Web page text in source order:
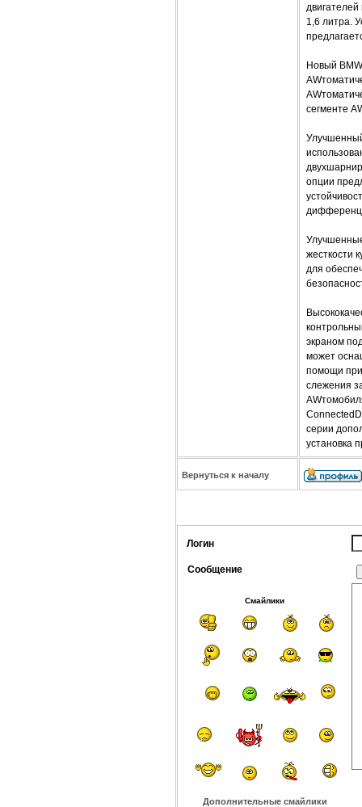
1,6 литра.
Новый
сегменте
опции
жесткости
для
экраном
может
помощи при
слежения
серии
установка
Вернуться к началу
Логин
Сообщение
Смайлики
Дополнительные смайлики